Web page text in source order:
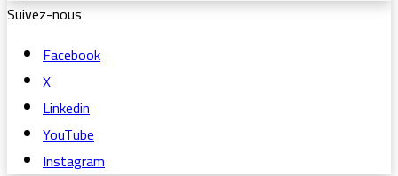
Suivez-nous
Facebook
X
Linkedin
YouTube
Instagram